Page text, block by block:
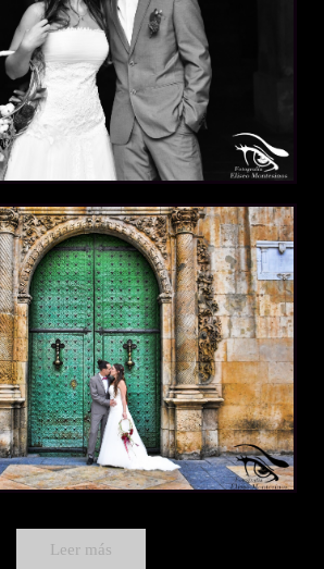
Leer más